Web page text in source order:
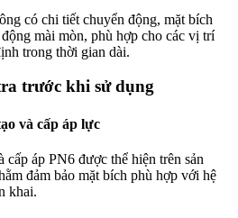
có chi tiết chuyển động, mặt bích
mài mòn, phù hợp cho các vị trí
trong thời gian dài.
trước khi sử dụng
và cấp áp lực
áp PN6 được thể hiện trên sản
đảm bảo mặt bích phù hợp với hệ
khai.